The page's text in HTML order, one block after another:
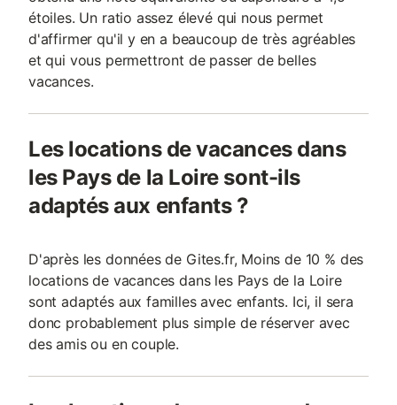
étoiles. Un ratio assez élevé qui nous permet
d'affirmer qu'il y en a beaucoup de très agréables
et qui vous permettront de passer de belles
vacances.
Les locations de vacances dans
les Pays de la Loire sont-ils
adaptés aux enfants ?
D'après les données de Gites.fr, Moins de 10 % des
locations de vacances dans les Pays de la Loire
sont adaptés aux familles avec enfants. Ici, il sera
donc probablement plus simple de réserver avec
des amis ou en couple.